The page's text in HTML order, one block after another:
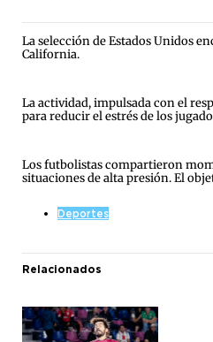
La selección de Estados Unidos
California.
La actividad, impulsada con el
para reducir el estrés de los
Los futbolistas compartieron
situaciones de alta presión. El
Deportes
Relacionados